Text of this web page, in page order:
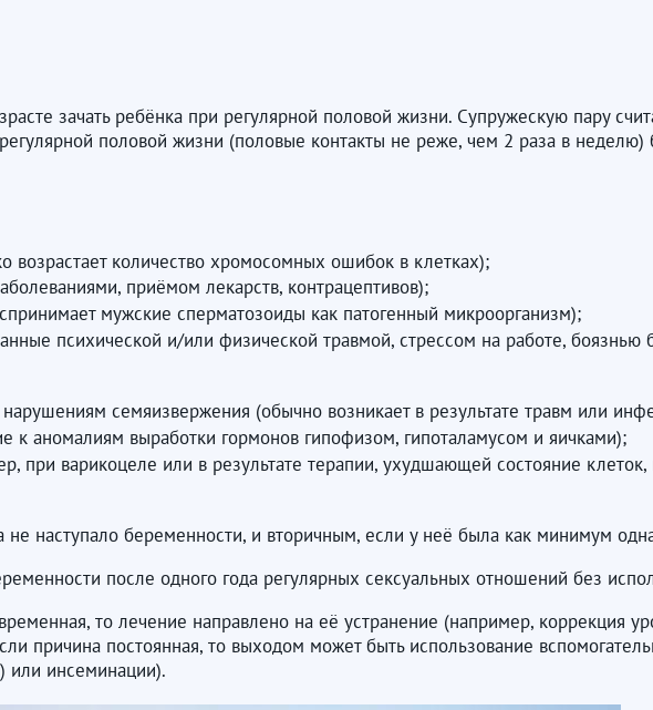
зачать ребёнка при регулярной половой жизни. Супружескую пару
половой жизни (половые контакты не реже, чем 2 раза в неделю)
количество хромосомных ошибок в клетках);
приёмом лекарств, контрацептивов);
мужские сперматозоиды как патогенный микроорганизм);
психической и/или физической травмой, стрессом на работе, боязнью
семяизвержения (обычно возникает в результате травм или
к аномалиям выработки гормонов гипофизом, гипоталамусом и яичками);
при варикоцеле или в результате терапии, ухудшающей состояние
наступало беременности, и вторичным, если у неё была как минимум
после одного года регулярных сексуальных отношений без
то лечение направлено на её устранение (например, коррекция
причина постоянная, то выходом может быть использование
или инсеминации).